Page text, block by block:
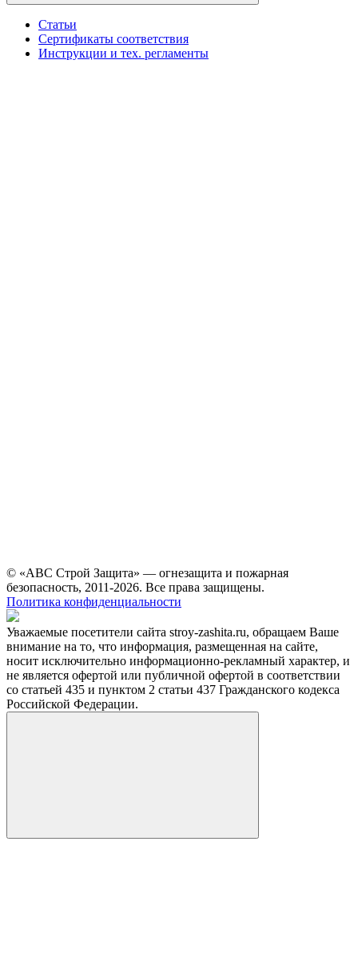
Статьи
Сертификаты соответствия
Инструкции и тех. регламенты
© «АВС Строй Защита» — огнезащита и пожарная
безопасность, 2011-2026. Все права защищены.
Политика конфиденциальности
Уважаемые посетители сайта stroy-zashita.ru, обращаем Ваше
внимание на то, что информация, размещенная на сайте,
носит исключительно информационно-рекламный характер, и
не является офертой или публичной офертой в соответствии
со статьей 435 и пунктом 2 статьи 437 Гражданского кодекса
Российской Федерации.